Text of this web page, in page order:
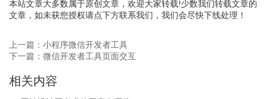
本站文章大多数属于原创文章，欢迎大家转载!少数我们转载文章的
文章，如未获您授权请点下方联系我们，我们会尽快下线处理！
上一篇：小程序微信开发者工具
下一篇：微信开发者工具页面交互
相关内容